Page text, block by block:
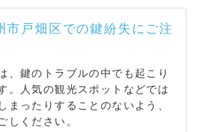
市戸畑区での鍵紛失にご注
、鍵のトラブルの中でも起こり
。人気の観光スポットなどでは
まったりすることのないよう、
しください。